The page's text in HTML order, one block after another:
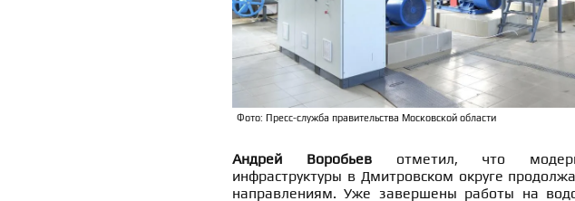
Фото: Пресс-служба правительства Московской области
Андрей Воробьевотметил, что
инфраструктуры в Дмитровском округе
направлениям. Уже завершены работы на